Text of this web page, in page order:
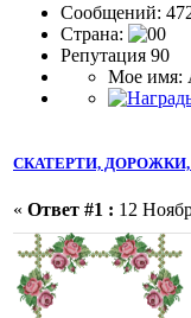
Сообщений:
Страна:
Репутация 90
Мое имя:
СКАТЕРТИ,
« Ответ #1 : 12